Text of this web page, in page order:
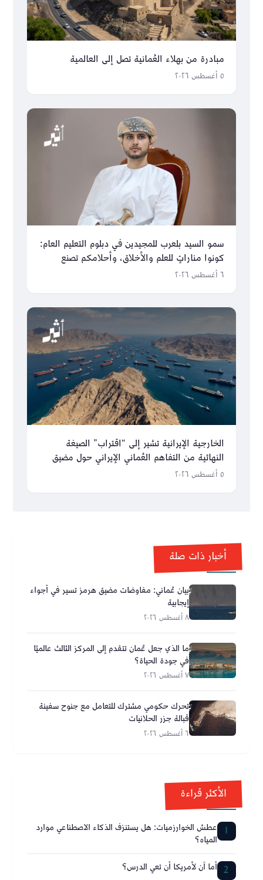
مبادرة من بهلاء العُمانية تصل إلى العالمية
٥ أغسطس ٢٠٢٦
سمو السيد بلعرب للمجيدين في دبلوم التعليم العام:
كونوا مناراتٍ للعلم والأخلاق، وأحلامكم تصنع
مستقبل عُمان
٦ أغسطس ٢٠٢٦
الخارجية الإيرانية تشير إلى “اقتراب” الصيغة
النهائية من التفاهم العُماني الإيراني حول مضيق
هرمز
٥ أغسطس ٢٠٢٦
أخبار ذات صلة
بيان عُماني: مفاوضات مضيق هرمز تسير في أجواء
إيجابية
٨ أغسطس ٢٠٢٦
ما الذي جعل عُمان تتقدم إلى المركز الثالث عالميًا
في جودة الحياة؟
٧ أغسطس ٢٠٢٦
تحرك حكومي مشترك للتعامل مع جنوح سفينة
قبالة جزر الحلانيات
٦ أغسطس ٢٠٢٦
الأكثر قراءة
1 عطش الخوارزميات: هل يستنزف الذكاء الاصطناعي موارد
المياه؟
2 أما آن لأمريكا أن تعي الدرس؟